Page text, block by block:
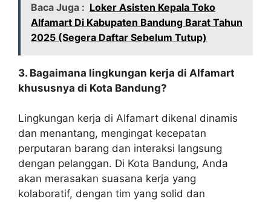
Baca Juga : Loker Asisten Kepala Toko
Alfamart Di Kabupaten Bandung Barat Tahun
2025 (Segera Daftar Sebelum Tutup)
3. Bagaimana lingkungan kerja di Alfamart
khususnya di Kota Bandung?
Lingkungan kerja di Alfamart dikenal dinamis
dan menantang, mengingat kecepatan
perputaran barang dan interaksi langsung
dengan pelanggan. Di Kota Bandung, Anda
akan merasakan suasana kerja yang
kolaboratif, dengan tim yang solid dan